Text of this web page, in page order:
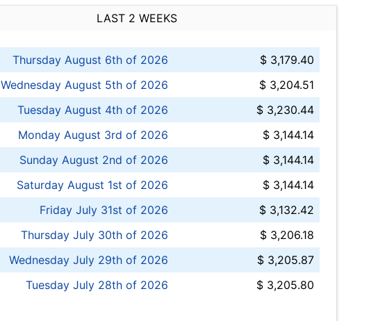
LAST 2 WEEKS
Thursday August 6th of 2026
$ 3,179.40
Wednesday August 5th of 2026
$ 3,204.51
Tuesday August 4th of 2026
$ 3,230.44
Monday August 3rd of 2026
$ 3,144.14
Sunday August 2nd of 2026
$ 3,144.14
Saturday August 1st of 2026
$ 3,144.14
Friday July 31st of 2026
$ 3,132.42
Thursday July 30th of 2026
$ 3,206.18
Wednesday July 29th of 2026
$ 3,205.87
Tuesday July 28th of 2026
$ 3,205.80